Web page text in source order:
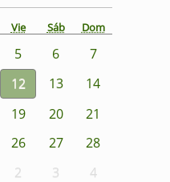
Vie Sáb Dom
5 6
7
12 13
14
19 20
21
26 27
28
2 3 4